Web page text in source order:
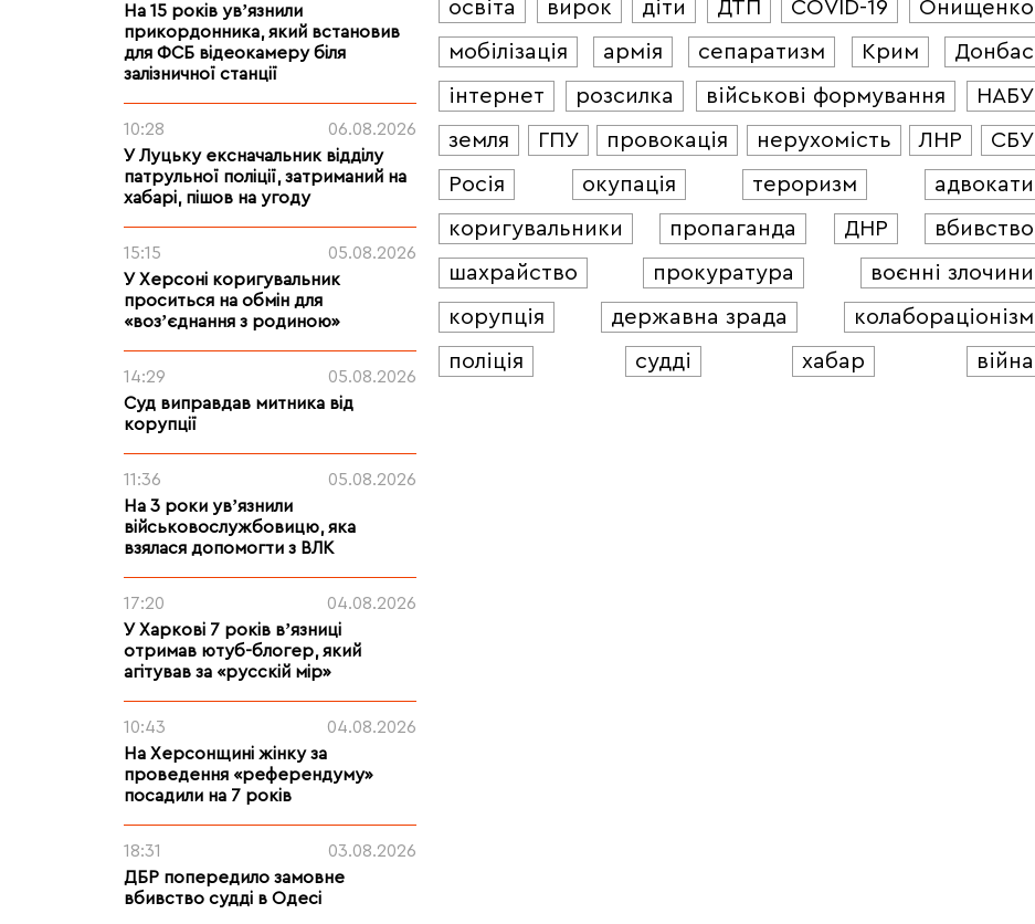
На 15 років увʼязнили
прикордонника, який встановив
для ФСБ відеокамеру біля
залізничної станції
10:28
06.08.2026
У Луцьку ексначальник відділу
патрульної поліції, затриманий на
хабарі, пішов на угоду
15:15
05.08.2026
У Херсоні коригувальник
проситься на обмін для
«возʼєднання з родиною»
14:29
05.08.2026
Суд виправдав митника від
корупції
11:36
05.08.2026
На 3 роки увʼязнили
військовослужбовицю, яка
взялася допомогти з ВЛК
17:20
04.08.2026
У Харкові 7 років вʼязниці
отримав ютуб-блогер, який
агітував за «русскій мір»
10:43
04.08.2026
На Херсонщині жінку за
проведення «референдуму»
посадили на 7 років
18:31
03.08.2026
ДБР попередило замовне
вбивство судді в Одесі
освіта вирок діти ДТП COVID-19
Онищенко
мобілізація
армія сепаратизм Крим
Донбас
інтернет
розсилка військові формування
НАБУ
земля
ГПУ провокація нерухомість ЛНР
СБУ
Росія
окупація тероризм
адвокати
коригувальники
пропаганда ДНР
вбивство
шахрайство
прокуратура
воєнні злочини
корупція
державна зрада
колабораціонізм
поліція
судді хабар війна